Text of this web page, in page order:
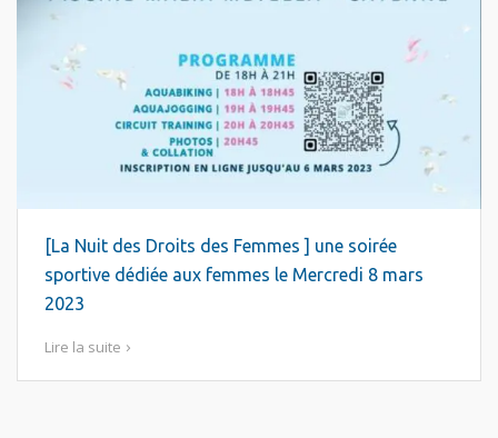
[La Nuit des Droits des Femmes ] une soirée
sportive dédiée aux femmes le Mercredi 8 mars
2023
Lire la suite